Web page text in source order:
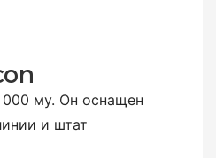
му. Он оснащен
и штат